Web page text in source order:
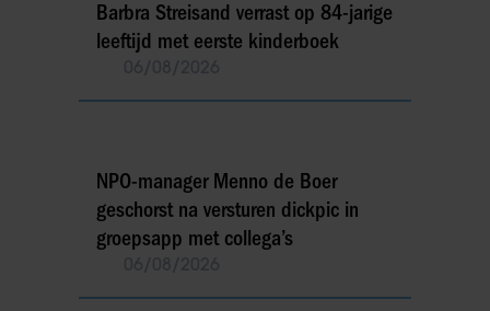
Barbra Streisand verrast op 84-jarige
leeftijd met eerste kinderboek
NPO-manager Menno de Boer
geschorst na versturen dickpic in
groepsapp met collega’s